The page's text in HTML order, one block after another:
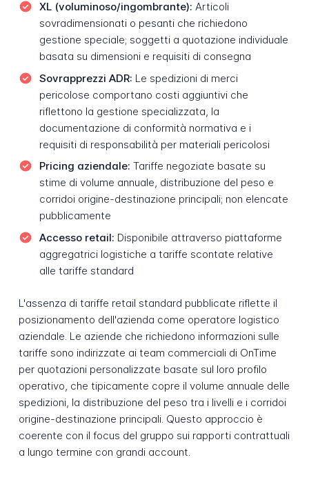
XL (voluminoso/ingombrante): Articoli
sovradimensionati o pesanti che richiedono
gestione speciale; soggetti a quotazione individuale
basata su dimensioni e requisiti di consegna
Sovrapprezzi ADR: Le spedizioni di merci
pericolose comportano costi aggiuntivi che
riflettono la gestione specializzata, la
documentazione di conformità normativa e i
requisiti di responsabilità per materiali pericolosi
Pricing aziendale: Tariffe negoziate basate su
stime di volume annuale, distribuzione del peso e
corridoi origine-destinazione principali; non elencate
pubblicamente
Accesso retail: Disponibile attraverso piattaforme
aggregatrici logistiche a tariffe scontate relative
alle tariffe standard
L'assenza di tariffe retail standard pubblicate riflette il
posizionamento dell'azienda come operatore logistico
aziendale. Le aziende che richiedono informazioni sulle
tariffe sono indirizzate ai team commerciali di OnTime
per quotazioni personalizzate basate sul loro profilo
operativo, che tipicamente copre il volume annuale delle
spedizioni, la distribuzione del peso tra i livelli e i corridoi
origine-destinazione principali. Questo approccio è
coerente con il focus del gruppo sui rapporti contrattuali
a lungo termine con grandi account.